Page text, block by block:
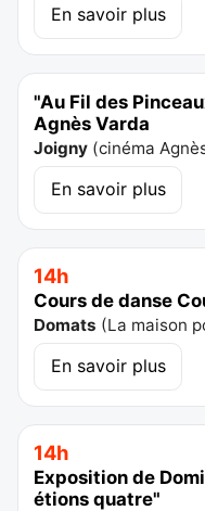
En savoir plus
"Au Fil des
Agnès Varda
Joigny (cinéma
En savoir plus
14h
Cours de danse
Domats (La maison
En savoir plus
14h
Exposition de
étions quatre"